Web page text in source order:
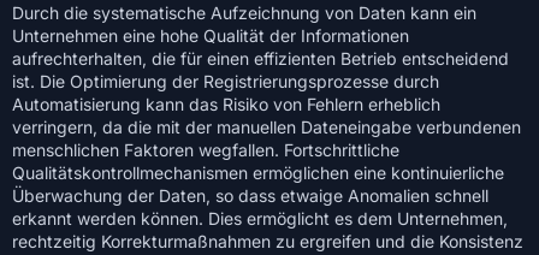
Durch die systematische Aufzeichnung von Daten kann ein
Unternehmen eine hohe Qualität der Informationen
aufrechterhalten, die für einen effizienten Betrieb entscheidend
ist. Die Optimierung der Registrierungsprozesse durch
Automatisierung kann das Risiko von Fehlern erheblich
verringern, da die mit der manuellen Dateneingabe verbundenen
menschlichen Faktoren wegfallen. Fortschrittliche
Qualitätskontrollmechanismen ermöglichen eine kontinuierliche
Überwachung der Daten, so dass etwaige Anomalien schnell
erkannt werden können. Dies ermöglicht es dem Unternehmen,
rechtzeitig Korrekturmaßnahmen zu ergreifen und die Konsistenz